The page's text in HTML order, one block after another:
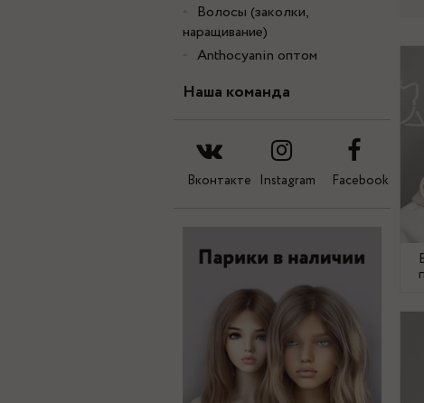
Волосы (заколки,
наращивание)
Anthocyanin оптом
Наша команда
Вконтакте Instagram Facebook